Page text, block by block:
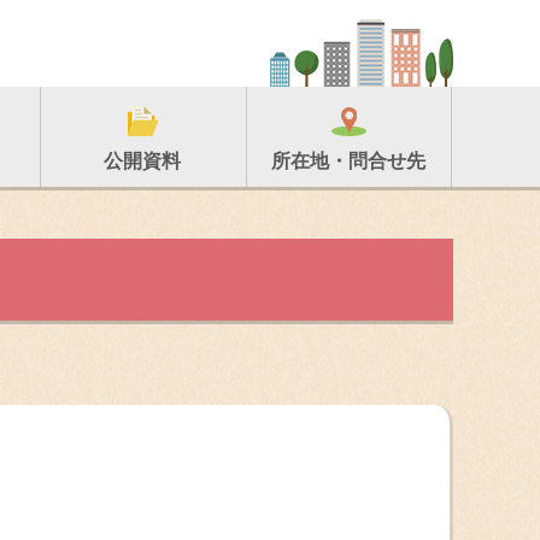
公開資料 所在地・問合せ先